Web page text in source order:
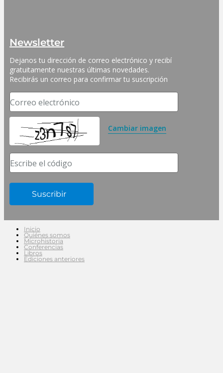
Newsletter
Dejanos tu dirección de correo electrónico y recibí
gratuitamente nuestras últimas novedades.
Recibirás un correo para confirmar tu suscripción
Correo electrónico
Cambiar imagen
Escribe el código
Inicio
Quiénes somos
Microhistoria
Conferencias
Libros
Ediciones anteriores